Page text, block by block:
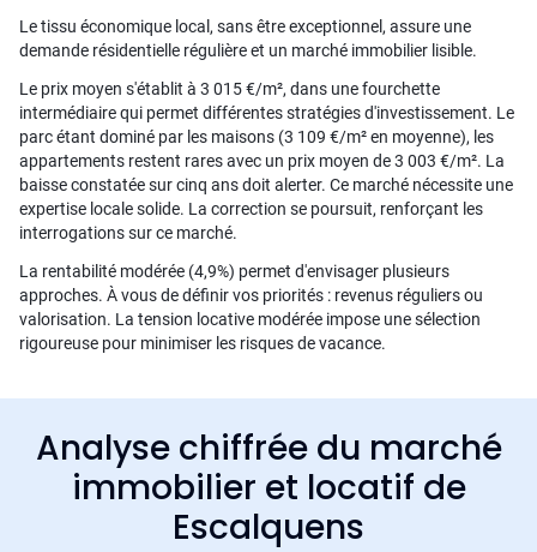
Le tissu économique local, sans être exceptionnel, assure une
demande résidentielle régulière et un marché immobilier lisible.
Le prix moyen s'établit à 3 015 €/m², dans une fourchette
intermédiaire qui permet différentes stratégies d'investissement. Le
parc étant dominé par les maisons (3 109 €/m² en moyenne), les
appartements restent rares avec un prix moyen de 3 003 €/m². La
baisse constatée sur cinq ans doit alerter. Ce marché nécessite une
expertise locale solide. La correction se poursuit, renforçant les
interrogations sur ce marché.
La rentabilité modérée (4,9%) permet d'envisager plusieurs
approches. À vous de définir vos priorités : revenus réguliers ou
valorisation. La tension locative modérée impose une sélection
rigoureuse pour minimiser les risques de vacance.
Analyse chiffrée du marché
immobilier et locatif de
Escalquens